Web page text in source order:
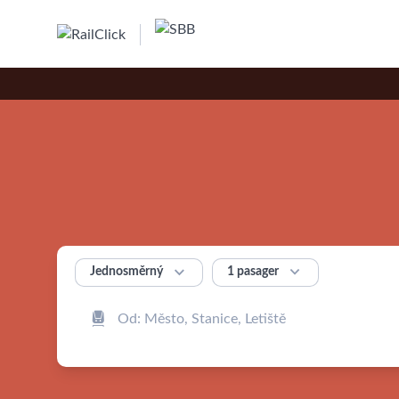
Jednosměrný  1 pasager 
